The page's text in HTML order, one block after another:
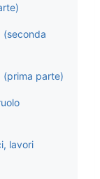
(seconda
(prima parte)
lavori